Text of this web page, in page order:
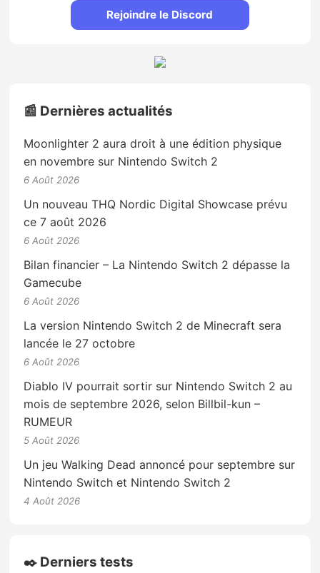
Rejoindre le Discord
📰 Dernières actualités
Moonlighter 2 aura droit à une édition physique
en novembre sur Nintendo Switch 2
6 Août 2026
Un nouveau THQ Nordic Digital Showcase prévu
ce 7 août 2026
6 Août 2026
Bilan financier – La Nintendo Switch 2 dépasse la
Gamecube
6 Août 2026
La version Nintendo Switch 2 de Minecraft sera
lancée le 27 octobre
6 Août 2026
Diablo IV pourrait sortir sur Nintendo Switch 2 au
mois de septembre 2026, selon Billbil-kun –
RUMEUR
5 Août 2026
Un jeu Walking Dead annoncé pour septembre sur
Nintendo Switch et Nintendo Switch 2
4 Août 2026
✒️ Derniers tests